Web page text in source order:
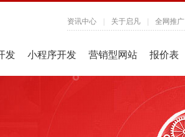
资讯中心 关于启凡 全网推广
发 小程序开发 营销型网站 报价表